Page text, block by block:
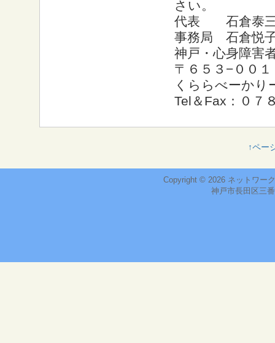
さい。
代表 石倉泰
事務局 石倉悦
神戸・心身障害
〒６５３−００
くららべーかり
Tel＆Fax：０７
↑ペー
Copyright © 2026 ネットワー
神戸市長田区三